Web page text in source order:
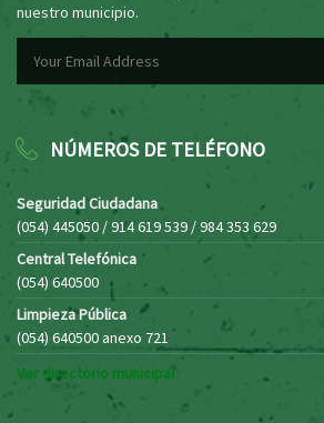
nuestro municipio.
NÚMEROS DE TELÉFONO
Seguridad Ciudadana
(054) 445050 / 914 619 539 / 984 353 629
Central Telefónica
(054) 640500
Limpieza Pública
(054) 640500 anexo 721
Ver directorio municipal